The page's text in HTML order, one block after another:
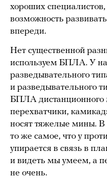
хороших
возможность
впереди.
Нет существенной
используем БПЛА. У
разведывательного
и разведывательного
БПЛА дистанционного
перехватчики,
носят тяжелые мины. В
то же самое, что у
упирается в связь в
и видеть мы умеем, а
не очень.